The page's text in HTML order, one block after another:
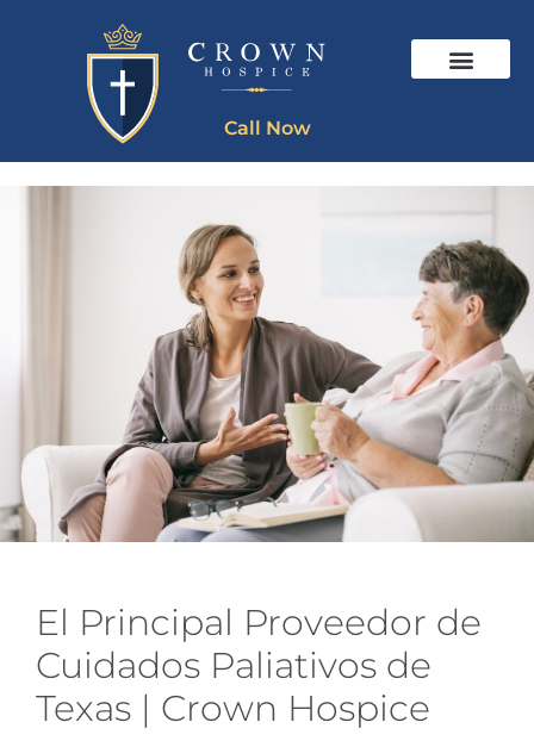
Call Now
El Principal Proveedor de
Cuidados Paliativos de
Texas | Crown Hospice